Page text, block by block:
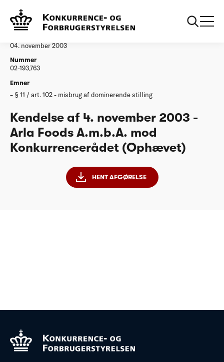
Afgørelser
04. november 2003
Nummer
02-193.763
Emner
§ 11 / art. 102 - misbrug af dominerende stilling
Kendelse af 4. november 2003 -
Arla Foods A.m.b.A. mod
Konkurrencerådet (Ophævet)
HENT AFGØRELSE